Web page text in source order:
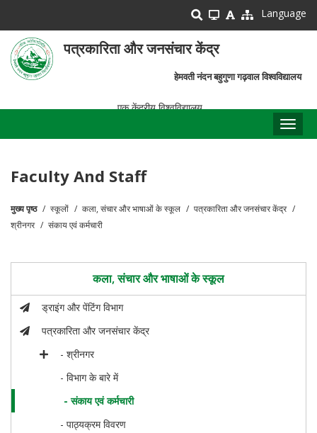
main
content
Language
पत्रकारिता और जनसंचार केंद्र
हेमवती नंदन बहुगुणा गढ़वाल विश्वविद्यालय
एक केंद्रीय विश्वविद्यालय
Faculty And Staff
पग
मुख्य पृष्ठ स्कूलों कला, संचार और भाषाओं के स्कूल
पत्रकारिता और जनसंचार केंद्र
श्रीनगर
संकाय एवं कर्मचारी
कला, संचार और भाषाओं के स्कूल
ड्राइंग और पेंटिंग विभाग
पत्रकारिता और जनसंचार केंद्र
- श्रीनगर
- विभाग के बारे में
- संकाय एवं कर्मचारी
- पाठ्यक्रम विवरण